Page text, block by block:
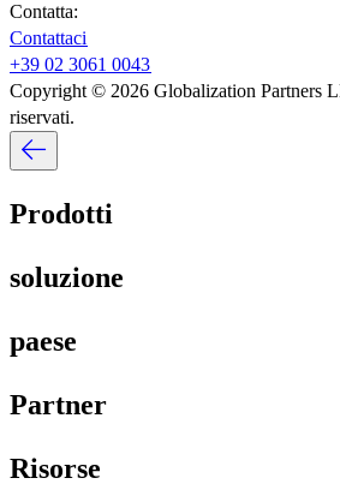
Contatta:​​
Contattaci​​
+39 02 3061 0043​​
Copyright © 2026 Globalization Partners
riservati.​​
Prodotti​​
soluzione​​
paese​​
Partner​​
Risorse​​